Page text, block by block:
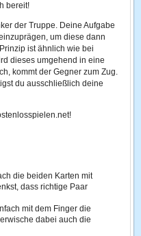
bereit!
der Truppe. Deine Aufgabe
um diese dann
ist ähnlich wie bei
dieses umgehend in eine
kommt der Gegner zum Zug.
du ausschließlich deine
die beiden Karten mit
dass richtige Paar
mit dem Finger die
dabei auch die